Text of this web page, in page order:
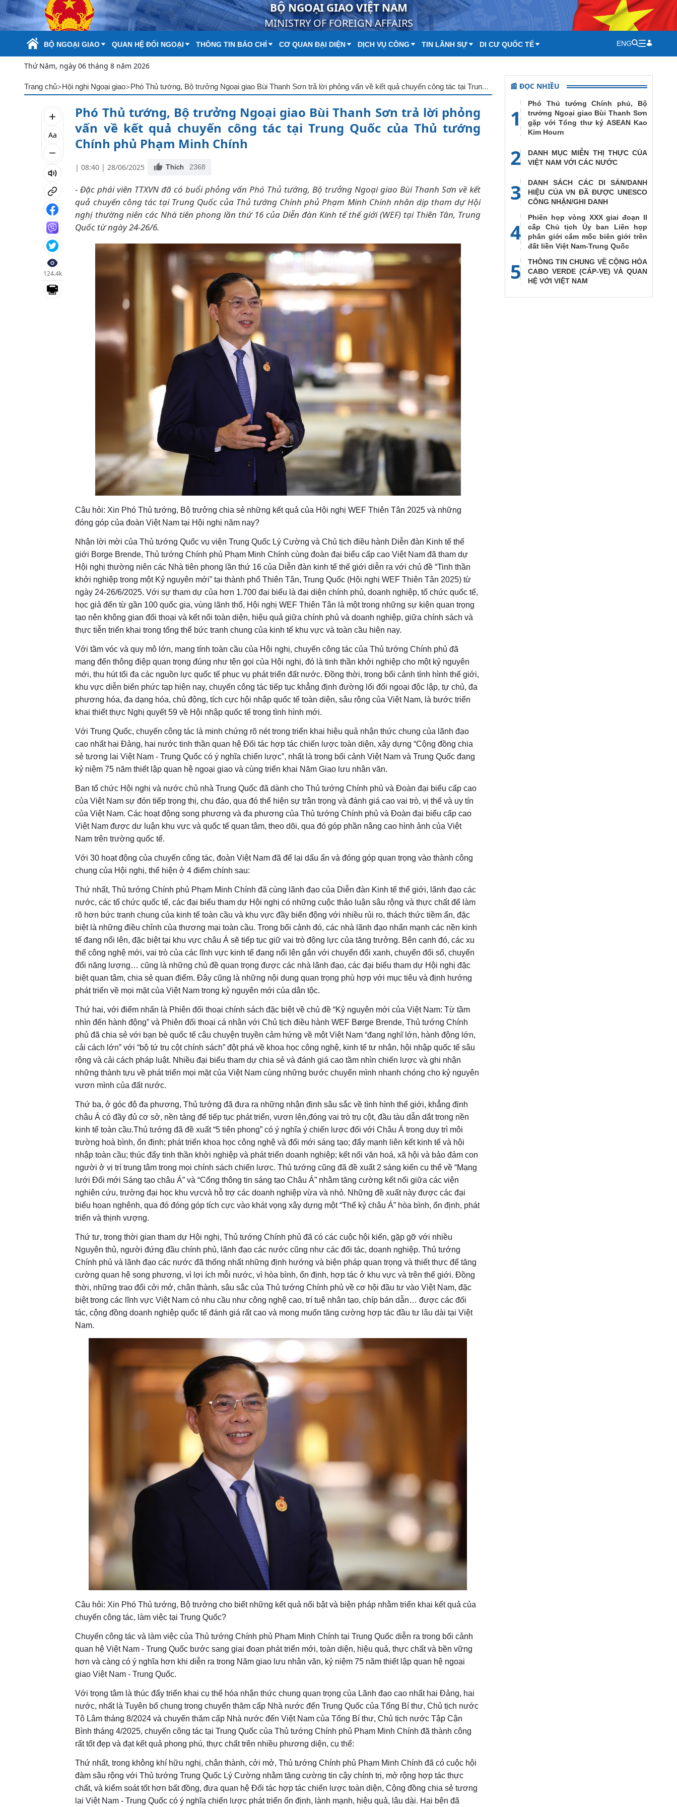
Skip to Main Content BỘ NGOẠI GIAO VIỆT NAM
MINISTRY OF FOREIGN AFFAIRS
BỘ NGOẠI GIAO QUAN HỆ ĐỐI NGOẠI THÔNG TIN BÁO CHÍ CƠ QUAN ĐẠI DIỆN DỊCH VỤ CÔNG TIN LÃNH SỰ DI CƯ QUỐC TẾ ENG
Thứ Năm, ngày 06 tháng 8 năm 2026
Trang chủ>Hội nghị Ngoại giao> Phó Thủ tướng, Bộ trưởng Ngoại giao Bùi Thanh Sơn trả lời phỏng vấn về kết quả chuyến công tác tại Trung Quốc của Thủ tướng Chính phủ Phạm Minh Chính
Aa
124.4k
Phó Thủ tướng, Bộ trưởng Ngoại giao Bùi Thanh Sơn trả lời phỏng
vấn về kết quả chuyến công tác tại Trung Quốc của Thủ tướng
Chính phủ Phạm Minh Chính
| 08:40 | 28/06/2025 Thích 2368
- Đặc phái viên TTXVN đã có buổi phỏng vấn Phó Thủ tướng, Bộ trưởng Ngoại giao Bùi Thanh Sơn về kết
quả chuyến công tác tại Trung Quốc của Thủ tướng Chính phủ Phạm Minh Chính nhân dịp tham dự Hội
nghị thường niên các Nhà tiên phong lần thứ 16 của Diễn đàn Kinh tế thế giới (WEF) tại Thiên Tân, Trung
Quốc từ ngày 24-26/6.
Câu hỏi: Xin Phó Thủ tướng, Bộ trưởng chia sẻ những kết quả của Hội nghị WEF Thiên Tân 2025 và những
đóng góp của đoàn Việt Nam tại Hội nghị năm nay?
Nhận lời mời của Thủ tướng Quốc vụ viện Trung Quốc Lý Cường và Chủ tịch điều hành Diễn đàn Kinh tế thế
giới Borge Brende, Thủ tướng Chính phủ Phạm Minh Chính cùng đoàn đại biểu cấp cao Việt Nam đã tham dự
Hội nghị thường niên các Nhà tiên phong lần thứ 16 của Diễn đàn kinh tế thế giới diễn ra với chủ đề “Tinh thần
khởi nghiệp trong một Kỷ nguyên mới” tại thành phố Thiên Tân, Trung Quốc (Hội nghị WEF Thiên Tân 2025) từ
ngày 24-26/6/2025. Với sự tham dự của hơn 1.700 đại biểu là đại diện chính phủ, doanh nghiệp, tổ chức quốc tế,
học giả đến từ gần 100 quốc gia, vùng lãnh thổ, Hội nghị WEF Thiên Tân là một trong những sự kiện quan trọng
tạo nên không gian đối thoại và kết nối toàn diện, hiệu quả giữa chính phủ và doanh nghiệp, giữa chính sách và
thực tiễn triển khai trong tổng thể bức tranh chung của kinh tế khu vực và toàn cầu hiện nay.
Với tầm vóc và quy mô lớn, mang tính toàn cầu của Hội nghị, chuyến công tác của Thủ tướng Chính phủ đã
mang đến thông điệp quan trọng đúng như tên gọi của Hội nghị, đó là tinh thần khởi nghiệp cho một kỷ nguyên
mới, thu hút tối đa các nguồn lực quốc tế phục vụ phát triển đất nước. Đồng thời, trong bối cảnh tình hình thế giới,
khu vực diễn biến phức tạp hiện nay, chuyến công tác tiếp tục khẳng định đường lối đối ngoại độc lập, tự chủ, đa
phương hóa, đa dạng hóa, chủ động, tích cực hội nhập quốc tế toàn diện, sâu rộng của Việt Nam, là bước triển
khai thiết thực Nghị quyết 59 về Hội nhập quốc tế trong tình hình mới.
Với Trung Quốc, chuyến công tác là minh chứng rõ nét trong triển khai hiệu quả nhận thức chung của lãnh đạo
cao nhất hai Đảng, hai nước tinh thần quan hệ Đối tác hợp tác chiến lược toàn diện, xây dựng “Cộng đồng chia
sẻ tương lai Việt Nam - Trung Quốc có ý nghĩa chiến lược”, nhất là trong bối cảnh Việt Nam và Trung Quốc đang
kỷ niệm 75 năm thiết lập quan hệ ngoại giao và cùng triển khai Năm Giao lưu nhân văn.
Ban tổ chức Hội nghị và nước chủ nhà Trung Quốc đã dành cho Thủ tướng Chính phủ và Đoàn đại biểu cấp cao
của Việt Nam sự đón tiếp trọng thị, chu đáo, qua đó thể hiện sự trân trọng và đánh giá cao vai trò, vị thế và uy tín
của Việt Nam. Các hoạt động song phương và đa phương của Thủ tướng Chính phủ và Đoàn đại biểu cấp cao
Việt Nam được dư luận khu vực và quốc tế quan tâm, theo dõi, qua đó góp phần nâng cao hình ảnh của Việt
Nam trên trường quốc tế.
Với 30 hoạt động của chuyến công tác, đoàn Việt Nam đã để lại dấu ấn và đóng góp quan trọng vào thành công
chung của Hội nghị, thể hiện ở 4 điểm chính sau:
Thứ nhất, Thủ tướng Chính phủ Phạm Minh Chính đã cùng lãnh đạo của Diễn đàn Kinh tế thế giới, lãnh đạo các
nước, các tổ chức quốc tế, các đại biểu tham dự Hội nghị có những cuộc thảo luận sâu rộng và thực chất để làm
rõ hơn bức tranh chung của kinh tế toàn cầu và khu vực đầy biến động với nhiều rủi ro, thách thức tiềm ẩn, đặc
biệt là những điều chỉnh của thương mại toàn cầu. Trong bối cảnh đó, các nhà lãnh đạo nhấn mạnh các nền kinh
tế đang nổi lên, đặc biệt tại khu vực châu Á sẽ tiếp tục giữ vai trò động lực của tăng trưởng. Bên cạnh đó, các xu
thế công nghệ mới, vai trò của các lĩnh vực kinh tế đang nổi lên gắn với chuyển đổi xanh, chuyển đổi số, chuyển
đổi năng lượng… cũng là những chủ đề quan trọng được các nhà lãnh đạo, các đại biểu tham dự Hội nghị đặc
biệt quan tâm, chia sẻ quan điểm. Đây cũng là những nội dung quan trọng phù hợp với mục tiêu và định hướng
phát triển về mọi mặt của Việt Nam trong kỷ nguyên mới của dân tộc.
Thứ hai, với điểm nhấn là Phiên đối thoại chính sách đặc biệt về chủ đề “Kỷ nguyên mới của Việt Nam: Từ tầm
nhìn đến hành động” và Phiên đối thoại cá nhân với Chủ tịch điều hành WEF Børge Brende, Thủ tướng Chính
phủ đã chia sẻ với bạn bè quốc tế câu chuyện truyền cảm hứng về một Việt Nam “đang nghĩ lớn, hành động lớn,
cải cách lớn” với “bộ tứ trụ cột chính sách” đột phá về khoa học công nghệ, kinh tế tư nhân, hội nhập quốc tế sâu
rộng và cải cách pháp luật. Nhiều đại biểu tham dự chia sẻ và đánh giá cao tầm nhìn chiến lược và ghi nhận
những thành tựu về phát triển mọi mặt của Việt Nam cùng những bước chuyển mình nhanh chóng cho kỷ nguyên
vươn mình của đất nước.
Thứ ba, ở góc độ đa phương, Thủ tướng đã đưa ra những nhận định sâu sắc về tình hình thế giới, khẳng định
châu Á có đầy đủ cơ sở, nền tảng để tiếp tục phát triển, vươn lên,đóng vai trò trụ cột, đầu tàu dẫn dắt trong nền
kinh tế toàn cầu.Thủ tướng đã đề xuất “5 tiên phong” có ý nghĩa ý chiến lược đối với Châu Á trong duy trì môi
trường hoà bình, ổn định; phát triển khoa học công nghệ và đổi mới sáng tạo; đẩy mạnh liên kết kinh tế và hội
nhập toàn cầu; thúc đẩy tinh thần khởi nghiệp và phát triển doanh nghiệp; kết nối văn hoá, xã hội và bảo đảm con
người ở vị trí trung tâm trong mọi chính sách chiến lược. Thủ tướng cũng đã đề xuất 2 sáng kiến cụ thể về “Mạng
lưới Đổi mới Sáng tạo châu Á” và “Cổng thông tin sáng tạo Châu Á” nhằm tăng cường kết nối giữa các viện
nghiên cứu, trường đại học khu vựcvà hỗ trợ các doanh nghiệp vừa và nhỏ. Những đề xuất này được các đại
biểu hoan nghênh, qua đó đóng góp tích cực vào khát vọng xây dựng một “Thế kỷ châu Á” hòa bình, ổn định, phát
triển và thịnh vượng.
Thứ tư, trong thời gian tham dự Hội nghị, Thủ tướng Chính phủ đã có các cuộc hội kiến, gặp gỡ với nhiều
Nguyên thủ, người đứng đầu chính phủ, lãnh đạo các nước cũng như các đối tác, doanh nghiệp. Thủ tướng
Chính phủ và lãnh đạo các nước đã thống nhất những định hướng và biện pháp quan trọng và thiết thực để tăng
cường quan hệ song phương, vì lợi ích mỗi nước, vì hòa bình, ổn định, hợp tác ở khu vực và trên thế giới. Đồng
thời, những trao đổi cởi mở, chân thành, sâu sắc của Thủ tướng Chính phủ về cơ hội đầu tư vào Việt Nam, đặc
biệt trong các lĩnh vực Việt Nam có nhu cầu như công nghệ cao, trí tuệ nhân tạo, chíp bán dẫn… được các đối
tác, cộng đồng doanh nghiệp quốc tế đánh giá rất cao và mong muốn tăng cường hợp tác đầu tư lâu dài tại Việt
Nam.
Câu hỏi: Xin Phó Thủ tướng, Bộ trưởng cho biết những kết quả nổi bật và biện pháp nhằm triển khai kết quả của
chuyến công tác, làm việc tại Trung Quốc?
Chuyến công tác và làm việc của Thủ tướng Chính phủ Phạm Minh Chính tại Trung Quốc diễn ra trong bối cảnh
quan hệ Việt Nam - Trung Quốc bước sang giai đoạn phát triển mới, toàn diện, hiệu quả, thực chất và bền vững
hơn và càng có ý nghĩa hơn khi diễn ra trong Năm giao lưu nhân văn, kỷ niệm 75 năm thiết lập quan hệ ngoại
giao Việt Nam - Trung Quốc.
Với trọng tâm là thúc đẩy triển khai cụ thể hóa nhận thức chung quan trọng của Lãnh đạo cao nhất hai Đảng, hai
nước, nhất là Tuyên bố chung trong chuyến thăm cấp Nhà nước đến Trung Quốc của Tổng Bí thư, Chủ tịch nước
Tô Lâm tháng 8/2024 và chuyến thăm cấp Nhà nước đến Việt Nam của Tổng Bí thư, Chủ tịch nước Tập Cận
Bình tháng 4/2025, chuyến công tác tại Trung Quốc của Thủ tướng Chính phủ Phạm Minh Chính đã thành công
rất tốt đẹp và đạt kết quả phong phú, thực chất trên nhiều phương diện, cụ thể:
Thứ nhất, trong không khí hữu nghị, chân thành, cởi mở, Thủ tướng Chính phủ Phạm Minh Chính đã có cuộc hội
đàm sâu rộng với Thủ tướng Trung Quốc Lý Cường nhằm tăng cường tin cậy chính trị, mở rộng hợp tác thực
chất, và kiểm soát tốt hơn bất đồng, đưa quan hệ Đối tác hợp tác chiến lược toàn diện, Cộng đồng chia sẻ tương
lai Việt Nam - Trung Quốc có ý nghĩa chiến lược phát triển ổn định, lành mạnh, hiệu quả, lâu dài. Hai bên đã
📰 ĐỌC NHIỀU
1
Phó Thủ tướng Chính phủ, Bộ
trưởng Ngoại giao Bùi Thanh Sơn
gặp với Tổng thư ký ASEAN Kao
Kim Hourn
2
DANH MỤC MIỄN THỊ THỰC CỦA
VIỆT NAM VỚI CÁC NƯỚC
3
DANH SÁCH CÁC DI SẢN/DANH
HIỆU CỦA VN ĐÃ ĐƯỢC UNESCO
CÔNG NHẬN/GHI DANH
4
Phiên họp vòng XXX giai đoạn II
cấp Chủ tịch Ủy ban Liên họp
phân giới cắm mốc biên giới trên
đất liền Việt Nam-Trung Quốc
5
THÔNG TIN CHUNG VỀ CỘNG HÒA
CABO VERDE (CÁP-VE) VÀ QUAN
HỆ VỚI VIỆT NAM